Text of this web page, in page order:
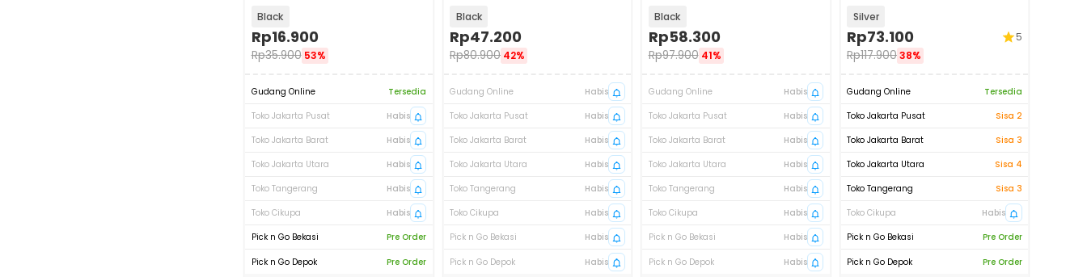
Black
Rp16.900
Rp35.900 53%
Gudang Online
Tersedia
Toko Jakarta Pusat
Habis
Toko Jakarta Barat
Habis
Toko Jakarta Utara
Habis
Toko Tangerang
Habis
Toko Cikupa
Habis
Pick n Go Bekasi
Pre Order
Pick n Go Depok Pre Order
Black
Rp47.200
Rp80.900 42%
Gudang Online
Habis
Toko Jakarta Pusat
Habis
Toko Jakarta Barat
Habis
Toko Jakarta Utara
Habis
Toko Tangerang
Habis
Toko Cikupa
Habis
Pick n Go Bekasi
Habis
Pick n Go Depok Habis
Black
Rp58.300
Rp97.900 41%
Gudang Online
Habis
Toko Jakarta Pusat
Habis
Toko Jakarta Barat
Habis
Toko Jakarta Utara
Habis
Toko Tangerang
Habis
Toko Cikupa
Habis
Pick n Go Bekasi
Habis
Pick n Go Depok Habis
Silver
Rp73.100
Rp117.90038%
5
Gudang Online
Tersedia
Toko Jakarta Pusat
Sisa 2
Toko Jakarta Barat
Sisa 3
Toko Jakarta Utara
Sisa 4
Toko Tangerang
Sisa 3
Toko Cikupa
Habis
Pick n Go Bekasi
Pre Order
Pick n Go Depok Pre Order